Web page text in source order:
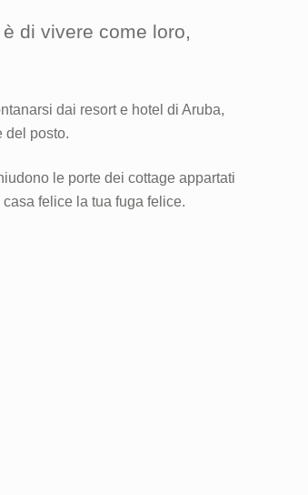
di vivere come loro,
dai resort e hotel di Aruba,
del posto.
le porte dei cottage appartati
felice la tua fuga felice.